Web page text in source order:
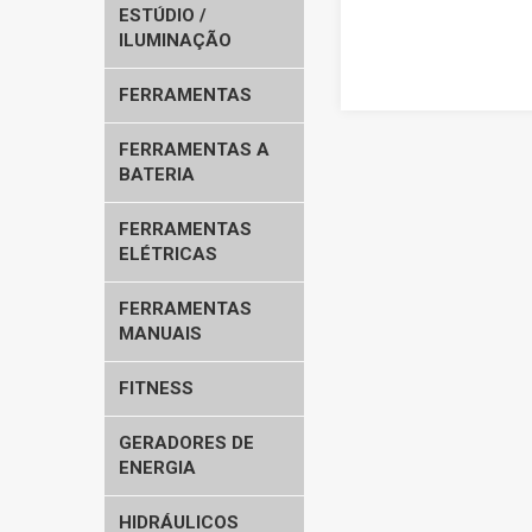
ESTÚDIO /
ILUMINAÇÃO
FERRAMENTAS
FERRAMENTAS A
BATERIA
FERRAMENTAS
ELÉTRICAS
FERRAMENTAS
MANUAIS
FITNESS
GERADORES DE
ENERGIA
HIDRÁULICOS